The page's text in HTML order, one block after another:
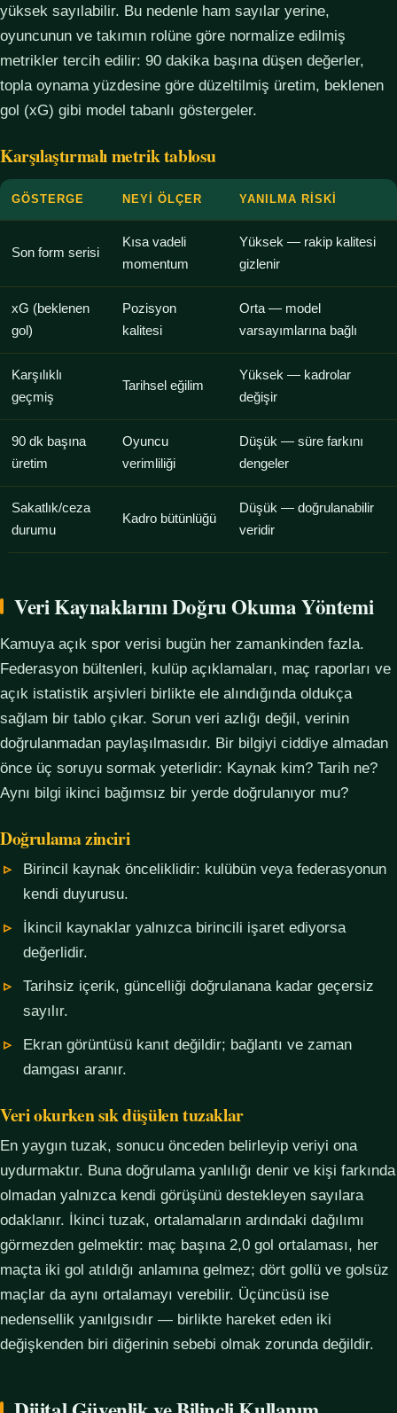
yüksek sayılabilir. Bu nedenle ham sayılar yerine,
oyuncunun ve takımın rolüne göre normalize edilmiş
metrikler tercih edilir: 90 dakika başına düşen değerler,
topla oynama yüzdesine göre düzeltilmiş üretim, beklenen
gol (xG) gibi model tabanlı göstergeler.
Karşılaştırmalı metrik tablosu
GÖSTERGE NEYI ÖLÇER YANILMA RISKI
Son form serisi
Kısa vadeli
momentum
Yüksek — rakip kalitesi
gizlenir
xG (beklenen
gol)
Pozisyon
kalitesi
Orta — model
varsayımlarına bağlı
Karşılıklı
geçmiş
Tarihsel eğilim
Yüksek — kadrolar
değişir
90 dk başına
üretim
Oyuncu
verimliliği
Düşük — süre farkını
dengeler
Sakatlık/ceza
durumu
Kadro bütünlüğü
Düşük — doğrulanabilir
veridir
Veri Kaynaklarını Doğru Okuma Yöntemi
Kamuya açık spor verisi bugün her zamankinden fazla.
Federasyon bültenleri, kulüp açıklamaları, maç raporları ve
açık istatistik arşivleri birlikte ele alındığında oldukça
sağlam bir tablo çıkar. Sorun veri azlığı değil, verinin
doğrulanmadan paylaşılmasıdır. Bir bilgiyi ciddiye almadan
önce üç soruyu sormak yeterlidir: Kaynak kim? Tarih ne?
Aynı bilgi ikinci bağımsız bir yerde doğrulanıyor mu?
Doğrulama zinciri
Birincil kaynak önceliklidir: kulübün veya federasyonun
kendi duyurusu.
İkincil kaynaklar yalnızca birincili işaret ediyorsa
değerlidir.
Tarihsiz içerik, güncelliği doğrulanana kadar geçersiz
sayılır.
Ekran görüntüsü kanıt değildir; bağlantı ve zaman
damgası aranır.
Veri okurken sık düşülen tuzaklar
En yaygın tuzak, sonucu önceden belirleyip veriyi ona
uydurmaktır. Buna doğrulama yanlılığı denir ve kişi farkında
olmadan yalnızca kendi görüşünü destekleyen sayılara
odaklanır. İkinci tuzak, ortalamaların ardındaki dağılımı
görmezden gelmektir: maç başına 2,0 gol ortalaması, her
maçta iki gol atıldığı anlamına gelmez; dört gollü ve golsüz
maçlar da aynı ortalamayı verebilir. Üçüncüsü ise
nedensellik yanılgısıdır — birlikte hareket eden iki
değişkenden biri diğerinin sebebi olmak zorunda değildir.